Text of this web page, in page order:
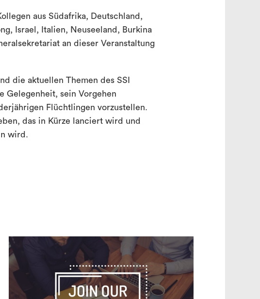
aus Südafrika, Deutschland,
Israel, Italien, Neuseeland, Burkina
an dieser Veranstaltung
die aktuellen Themen des SSI
Gelegenheit, sein Vorgehen
Flüchtlingen vorzustellen.
das in Kürze lanciert wird und
wird.